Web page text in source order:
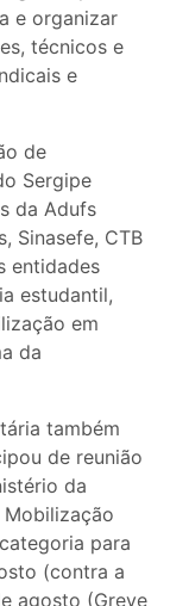
e organizar
técnicos e
e
de
Sergipe
da Adufs
Sinasefe, CTB
entidades
estudantil,
em
da
também
de reunião
da
Mobilização
para
(contra a
agosto (Greve